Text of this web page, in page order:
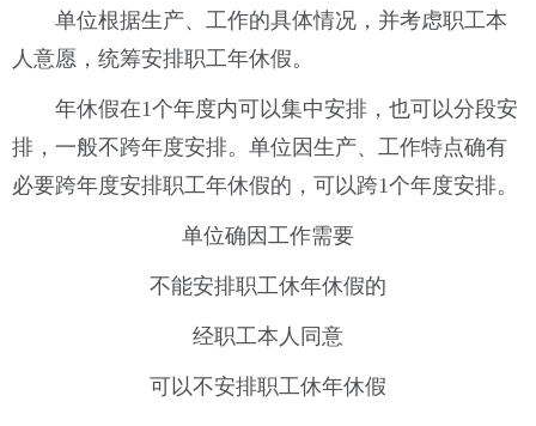
单位根据生产、工作的具体情况，并考虑职工本
人意愿，统筹安排职工年休假。
年休假在1个年度内可以集中安排，也可以分段安
排，一般不跨年度安排。单位因生产、工作特点确有
必要跨年度安排职工年休假的，可以跨1个年度安排。
单位确因工作需要
不能安排职工休年休假的
经职工本人同意
可以不安排职工休年休假